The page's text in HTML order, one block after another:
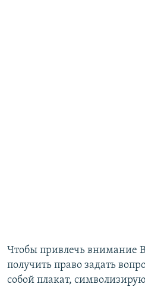
​Чтобы привлечь внимание
получить право задать
собой плакат,